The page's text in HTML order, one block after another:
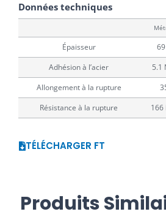
Données techniques
Épaisseur
Adhésion à l’acier
5.1
Allongement à la rupture
Résistance à la rupture
166
TÉLÉCHARGER FT
Produits